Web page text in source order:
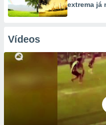
extrema já
Vídeos